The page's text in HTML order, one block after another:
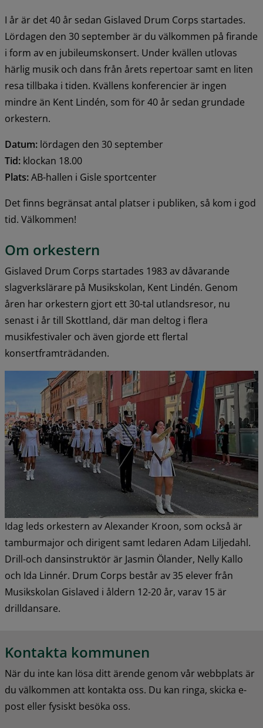
I år är det 40 år sedan Gislaved Drum Corps startades.
Lördagen den 30 september är du välkommen på firande
i form av en jubileumskonsert. Under kvällen utlovas
härlig musik och dans från årets repertoar samt en liten
resa tillbaka i tiden. Kvällens konferencier är ingen
mindre än Kent Lindén, som för 40 år sedan grundade
orkestern.
Datum: lördagen den 30 september
Tid: klockan 18.00
Plats: AB-hallen i Gisle sportcenter
Det finns begränsat antal platser i publiken, så kom i god
tid. Välkommen!
Om orkestern
Gislaved Drum Corps startades 1983 av dåvarande
slagverkslärare på Musikskolan, Kent Lindén. Genom
åren har orkestern gjort ett 30-tal utlandsresor, nu
senast i år till Skottland, där man deltog i flera
musikfestivaler och även gjorde ett flertal
konsertframträdanden.
Idag leds orkestern av Alexander Kroon, som också är
tamburmajor och dirigent samt ledaren Adam Liljedahl.
Drill-och dansinstruktör är Jasmin Ölander, Nelly Kallo
och Ida Linnér. Drum Corps består av 35 elever från
Musikskolan Gislaved i åldern 12-20 år, varav 15 är
drilldansare.
Kontakta kommunen
När du inte kan lösa ditt ärende genom vår webbplats är
du välkommen att kontakta oss. Du kan ringa, skicka e-
post eller fysiskt besöka oss.